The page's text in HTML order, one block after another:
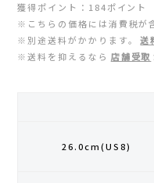
Shonai Special(ショウナイ
VESPA(ベスパ)
FEELCAP(フィールキャップ)
Feetures (フィーチャーズ)
獲得ポイント：184ポイント
※こちらの価格には消費税が
※別途送料がかかります。
送
※送料を抑えるなら 店舗受取
26.0cm(US8)